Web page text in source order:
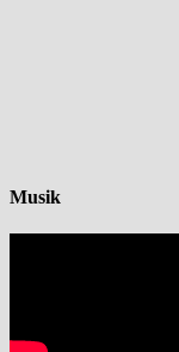
Musik